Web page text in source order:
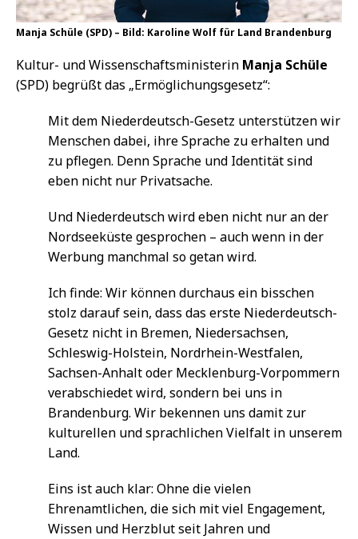
Manja Schüle (SPD) – Bild: Karoline Wolf für Land Brandenburg
Kultur- und Wissenschaftsministerin Manja Schüle
(SPD) begrüßt das „Ermöglichungsgesetz“:
Mit dem Niederdeutsch-Gesetz unterstützen wir
Menschen dabei, ihre Sprache zu erhalten und
zu pflegen. Denn Sprache und Identität sind
eben nicht nur Privatsache.
Und Niederdeutsch wird eben nicht nur an der
Nordseeküste gesprochen – auch wenn in der
Werbung manchmal so getan wird.
Ich finde: Wir können durchaus ein bisschen
stolz darauf sein, dass das erste Niederdeutsch-
Gesetz nicht in Bremen, Niedersachsen,
Schleswig-Holstein, Nordrhein-Westfalen,
Sachsen-Anhalt oder Mecklenburg-Vorpommern
verabschiedet wird, sondern bei uns in
Brandenburg. Wir bekennen uns damit zur
kulturellen und sprachlichen Vielfalt in unserem
Land.
Eins ist auch klar: Ohne die vielen
Ehrenamtlichen, die sich mit viel Engagement,
Wissen und Herzblut seit Jahren und